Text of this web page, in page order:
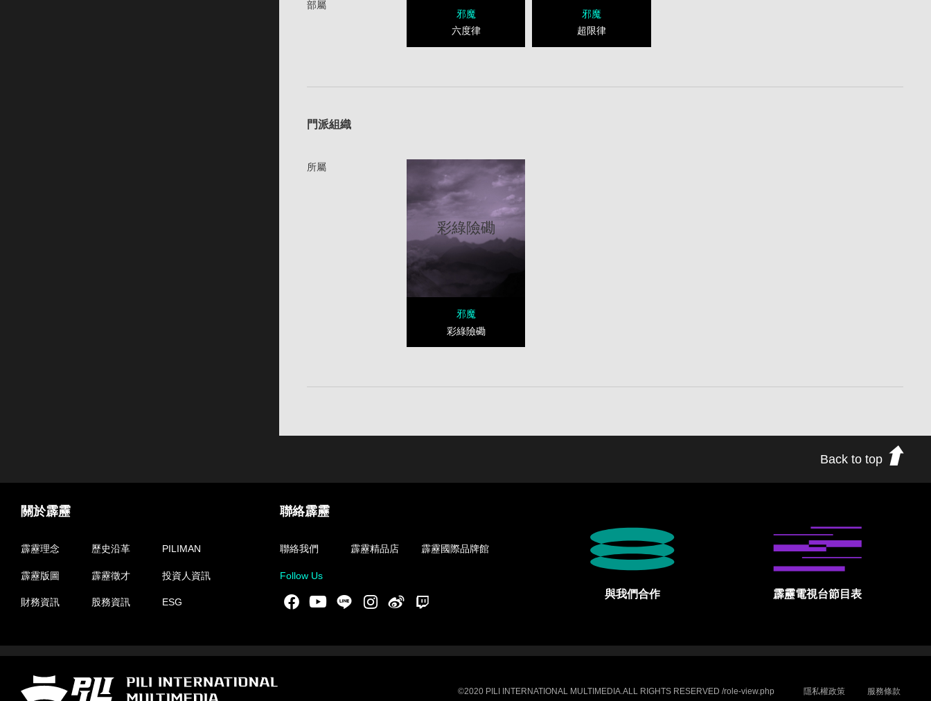
部屬
邪魔
六度律
邪魔
超限律
門派組織
所屬
彩綠險磡
邪魔
彩綠險磡
Back to top
關於霹靂
霹靂理念 歷史沿革 PILIMAN
霹靂版圖 霹靂徵才 投資人資訊
財務資訊 股務資訊 ESG
聯絡霹靂
聯絡我們 霹靂精品店 霹靂國際品牌館
Follow Us
Facebook
YoutubeLINE Instgram新浪微博 與我們合作 霹靂電視台節目表
霹靂國際多媒體股份有限公司 PILI INTERNATIONAL MULTIMEDIA
©2020 PILI INTERNATIONAL MULTIMEDIA.ALL RIGHTS RESERVED /role-view.php 隱私權政策 服務條款